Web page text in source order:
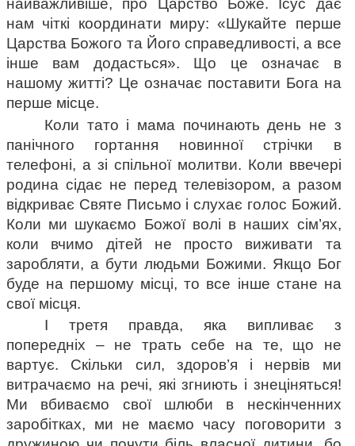
найважливіше, про Царство Боже. Ісус дає
нам чіткі координати миру: «Шукайте перше
Царства Божого та Його справедливості, а все
інше вам додасться». Що це означає в
нашому житті? Це означає поставити Бога на
перше місце.
Коли тато і мама починають день не з
панічного гортання новинної стрічки в
телефоні, а зі спільної молитви. Коли ввечері
родина сідає не перед телевізором, а разом
відкриває Святе Письмо і слухає голос Божий.
Коли ми шукаємо Божої волі в наших сім’ях,
коли вчимо дітей не просто виживати та
заробляти, а бути людьми Божими. Якщо Бог
буде на першому місці, то все інше стане на
свої місця.
І третя правда, яка випливає з
попередніх – не трать себе на те, що не
вартує. Скільки сил, здоров’я і нервів ми
витрачаємо на речі, які згниють і знеціняться!
Ми вбиваємо свої шлюби в нескінченних
заробітках, ми не маємо часу поговорити з